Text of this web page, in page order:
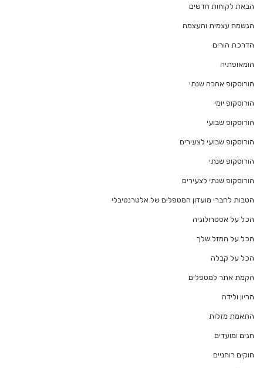
הבאת לקוחות חדשים
הגשמה עצמית והעצמה
הדרכת הורים
הומאופתיה
הורוסקופ אהבה שנתי
הורוסקופ יומי
הורוסקופ שבועי
הורוסקופ שבועי לצעירים
הורוסקופ שנתי
הורוסקופ שנתי לצעירים
הטבות לחברי מועדון המטפלים של אלטרנטיבלי
הכל על אסטרולוגיה
הכל על המזל שלך
הכל על קבלה
הקמת אתר למטפלים
הריון ולידה
התאמת מזלות
חגים ומועדים
חוקים רוחניים